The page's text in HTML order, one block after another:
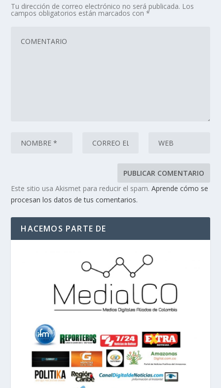
Tu dirección de correo electrónico no será publicada. Los
campos obligatorios están marcados con*
Este sitio usa Akismet para reducir el spam.Aprende cómo se
procesan los datos de tus comentarios.
HACEMOS PARTE DE